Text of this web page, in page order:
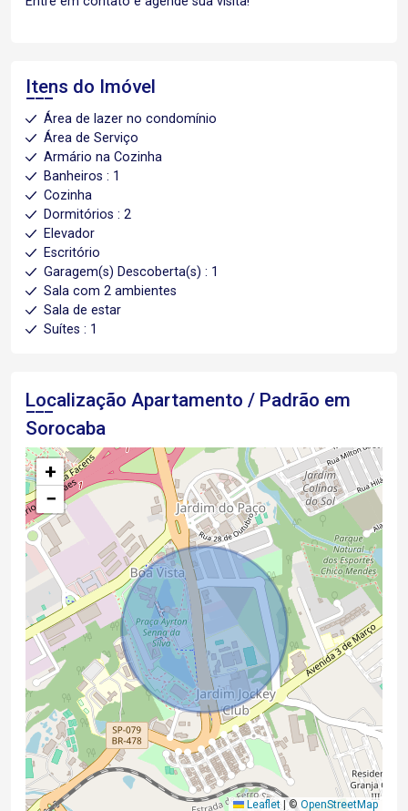
Itens do Imóvel
Área de lazer no condomínio
Área de Serviço
Armário na Cozinha
Banheiros : 1
Cozinha
Dormitórios : 2
Elevador
Escritório
Garagem(s) Descoberta(s) : 1
Sala com 2 ambientes
Sala de estar
Suítes : 1
Localização Apartamento / Padrão em
Sorocaba
+
−
Leaflet © OpenStreetMap